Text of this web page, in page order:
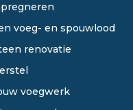
voeg- en spouwlood
renovatie
voegwerk